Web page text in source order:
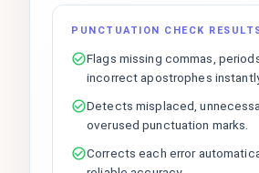
PUNCTUATION CHECK
Flags missing commas,
incorrect apostrophes
Detects misplaced,
overused punctuation marks.
Corrects each error